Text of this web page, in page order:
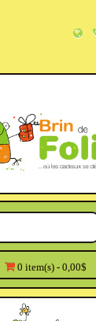
0 item(s) - 0,00$